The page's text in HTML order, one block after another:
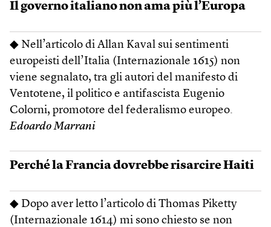
Il governo italiano non ama più l’Europa
◆ Nell’articolo di Allan Kaval sui sentimenti
europeisti dell’Italia (Internazionale 1615) non
viene segnalato, tra gli autori del manifesto di
Ventotene, il politico e antifascista Eugenio
Colorni, promotore del federalismo europeo.
Edoardo Marrani
Perché la Francia dovrebbe risarcire Haiti
◆ Dopo aver letto l’articolo di Thomas Piketty
(Internazionale 1614) mi sono chiesto se non